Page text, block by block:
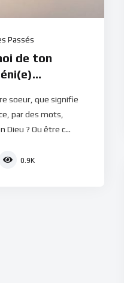
Passés
de ton
soeur, que signifie
par des mots,
Dieu ? Ou être c...
0.9K